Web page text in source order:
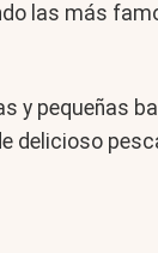
las más
y pequeñas
delicioso